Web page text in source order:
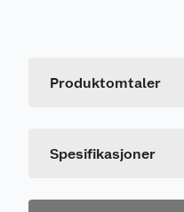
Rentbrennende
Utrolig god
Brenner veden
Produktomtaler
Spesifikasjoner
Leverandørens